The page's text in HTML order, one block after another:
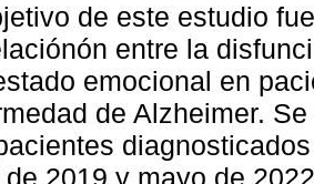
de este estudio
entre la
emocional en
de Alzheimer.
de 2019 y mayo de